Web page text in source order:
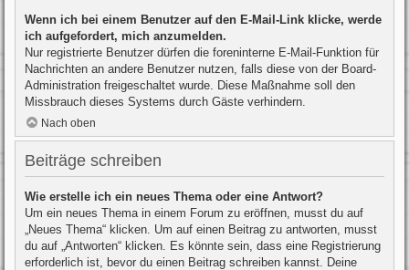
Wenn ich bei einem Benutzer auf den E-Mail-Link klicke, werde
ich aufgefordert, mich anzumelden.
Nur registrierte Benutzer dürfen die foreninterne E-Mail-Funktion für
Nachrichten an andere Benutzer nutzen, falls diese von der Board-
Administration freigeschaltet wurde. Diese Maßnahme soll den
Missbrauch dieses Systems durch Gäste verhindern.
Nach oben
Beiträge schreiben
Wie erstelle ich ein neues Thema oder eine Antwort?
Um ein neues Thema in einem Forum zu eröffnen, musst du auf
„Neues Thema“ klicken. Um auf einen Beitrag zu antworten, musst
du auf „Antworten“ klicken. Es könnte sein, dass eine Registrierung
erforderlich ist, bevor du einen Beitrag schreiben kannst. Deine